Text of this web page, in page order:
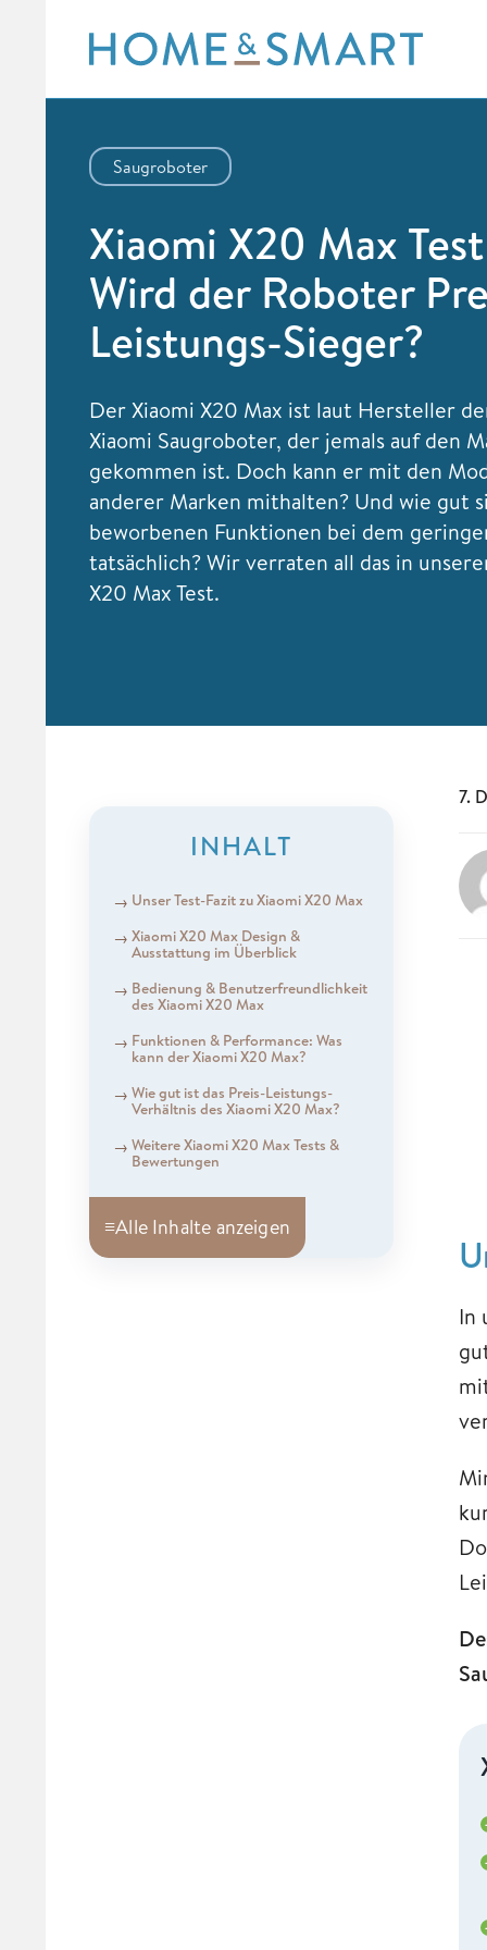
content
Saugroboter
Xiaomi X20 Max
Wird der Roboter
Leistungs-Sieger?
Der Xiaomi X20 Max ist laut Hersteller
Xiaomi Saugroboter, der jemals auf den
gekommen ist. Doch kann er mit den
anderer Marken mithalten? Und wie gut
beworbenen Funktionen bei dem
tatsächlich? Wir verraten all das in
X20 Max Test.
INHALT
Unser Test-Fazit zu Xiaomi X20 Max
Xiaomi X20 Max Design &
Ausstattung im Überblick
Bedienung & Benutzerfreundlichkeit
des Xiaomi X20 Max
Funktionen & Performance: Was
kann der Xiaomi X20 Max?
Wie gut ist das Preis-Leistungs-
Verhältnis des Xiaomi X20 Max?
Weitere Xiaomi X20 Max Tests &
Bewertungen
≡Alle Inhalte anzeigen
7.
In